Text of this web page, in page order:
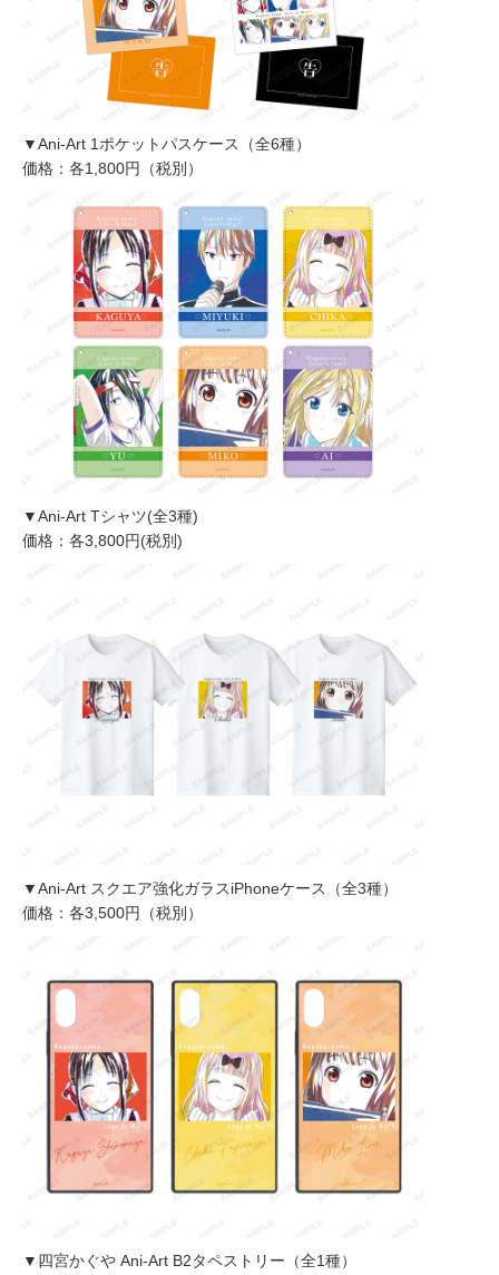
▼Ani-Art 1ポケットパスケース（全6種）
価格：各1,800円（税別）
▼Ani-Art Tシャツ(全3種)
価格：各3,800円(税別)
▼Ani-Art スクエア強化ガラスiPhoneケース（全3種）
価格：各3,500円（税別）
▼四宮かぐや Ani-Art B2タペストリー（全1種）